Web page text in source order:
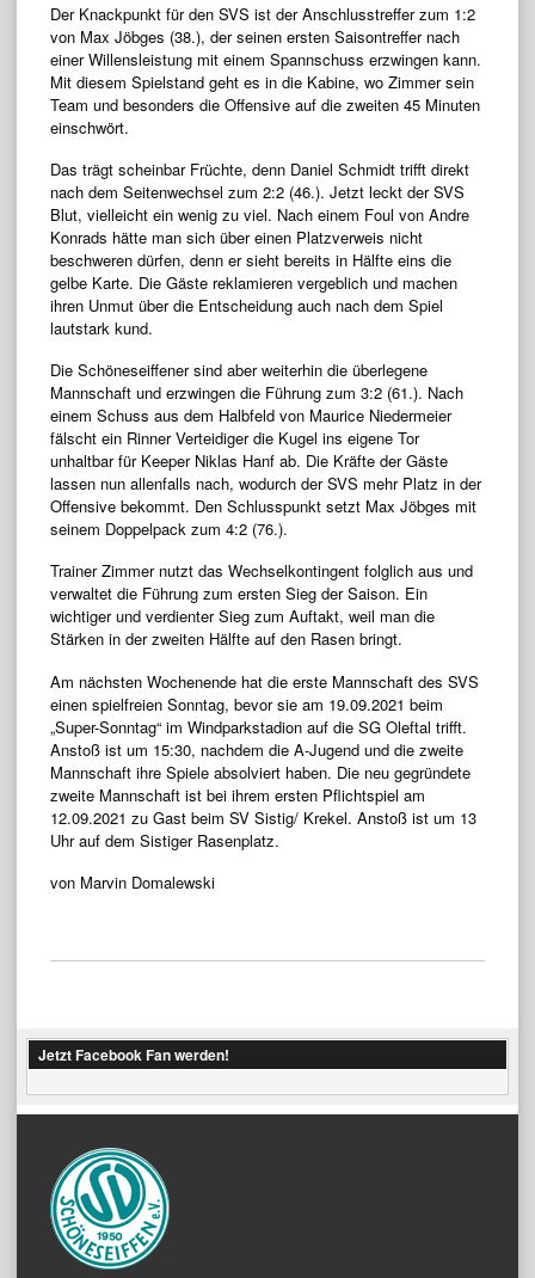
Der Knackpunkt für den SVS ist der Anschlusstreffer zum 1:2
von Max Jöbges (38.), der seinen ersten Saisontreffer nach
einer Willensleistung mit einem Spannschuss erzwingen kann.
Mit diesem Spielstand geht es in die Kabine, wo Zimmer sein
Team und besonders die Offensive auf die zweiten 45 Minuten
einschwört.
Das trägt scheinbar Früchte, denn Daniel Schmidt trifft direkt
nach dem Seitenwechsel zum 2:2 (46.). Jetzt leckt der SVS
Blut, vielleicht ein wenig zu viel. Nach einem Foul von Andre
Konrads hätte man sich über einen Platzverweis nicht
beschweren dürfen, denn er sieht bereits in Hälfte eins die
gelbe Karte. Die Gäste reklamieren vergeblich und machen
ihren Unmut über die Entscheidung auch nach dem Spiel
lautstark kund.
Die Schöneseiffener sind aber weiterhin die überlegene
Mannschaft und erzwingen die Führung zum 3:2 (61.). Nach
einem Schuss aus dem Halbfeld von Maurice Niedermeier
fälscht ein Rinner Verteidiger die Kugel ins eigene Tor
unhaltbar für Keeper Niklas Hanf ab. Die Kräfte der Gäste
lassen nun allenfalls nach, wodurch der SVS mehr Platz in der
Offensive bekommt. Den Schlusspunkt setzt Max Jöbges mit
seinem Doppelpack zum 4:2 (76.).
Trainer Zimmer nutzt das Wechselkontingent folglich aus und
verwaltet die Führung zum ersten Sieg der Saison. Ein
wichtiger und verdienter Sieg zum Auftakt, weil man die
Stärken in der zweiten Hälfte auf den Rasen bringt.
Am nächsten Wochenende hat die erste Mannschaft des SVS
einen spielfreien Sonntag, bevor sie am 19.09.2021 beim
„Super-Sonntag“ im Windparkstadion auf die SG Oleftal trifft.
Anstoß ist um 15:30, nachdem die A-Jugend und die zweite
Mannschaft ihre Spiele absolviert haben. Die neu gegründete
zweite Mannschaft ist bei ihrem ersten Pflichtspiel am
12.09.2021 zu Gast beim SV Sistig/ Krekel. Anstoß ist um 13
Uhr auf dem Sistiger Rasenplatz.
von Marvin Domalewski
Jetzt Facebook Fan werden!